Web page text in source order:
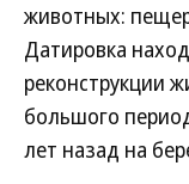
животных:
Датировка
реконструкции
большого
лет назад на